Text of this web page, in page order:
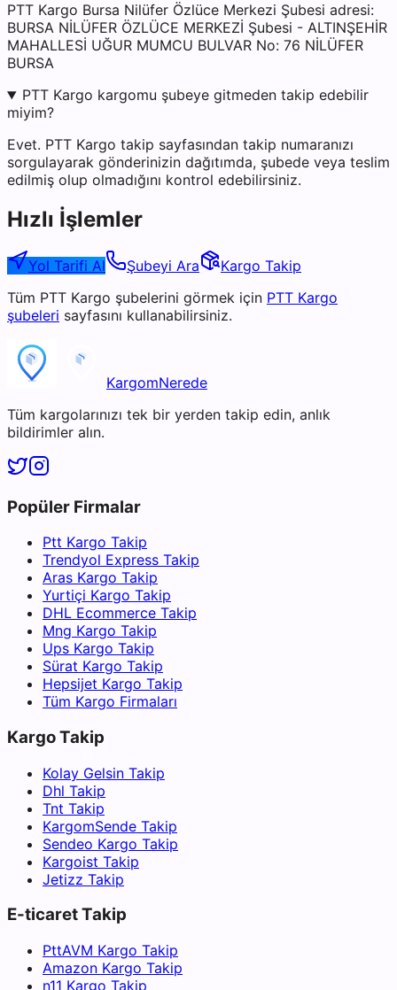
PTT Kargo Bursa Nilüfer Özlüce Merkezi Şubesi adresi:
BURSA NİLÜFER ÖZLÜCE MERKEZİ Şubesi - ALTINŞEHİR
MAHALLESİ UĞUR MUMCU BULVAR No: 76 NİLÜFER
BURSA
PTT Kargo kargomu şubeye gitmeden takip edebilir
miyim?
Evet. PTT Kargo takip sayfasından takip numaranızı
sorgulayarak gönderinizin dağıtımda, şubede veya teslim
edilmiş olup olmadığını kontrol edebilirsiniz.
Hızlı İşlemler
Yol Tarifi Al Şubeyi Ara
Kargo Takip
Tüm PTT Kargo şubelerini görmek için PTT Kargo
şubeleri sayfasını kullanabilirsiniz.
KargomNerede
Tüm kargolarınızı tek bir yerden takip edin, anlık
bildirimler alın.
Popüler Firmalar
Ptt Kargo Takip
Trendyol Express Takip
Aras Kargo Takip
Yurtiçi Kargo Takip
DHL Ecommerce Takip
Mng Kargo Takip
Ups Kargo Takip
Sürat Kargo Takip
Hepsijet Kargo Takip
Tüm Kargo Firmaları
Kargo Takip
Kolay Gelsin Takip
Dhl Takip
Tnt Takip
KargomSende Takip
Sendeo Kargo Takip
Kargoist Takip
Jetizz Takip
E-ticaret Takip
PttAVM Kargo Takip
Amazon Kargo Takip
n11 Kargo Takip